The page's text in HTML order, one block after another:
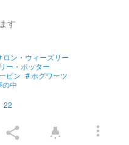
す
ロン・ウィーズリー
ー・ポッター
ピン #ホグワーツ
の中
22
share highlight more_vert